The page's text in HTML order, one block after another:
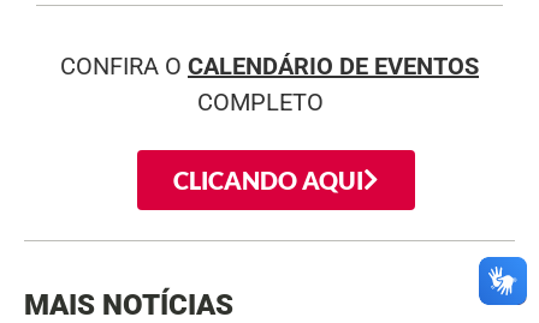
CONFIRA O CALENDÁRIO DE EVENTOS
COMPLETO
CLICANDO AQUI
MAIS NOTÍCIAS